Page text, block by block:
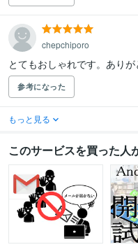
chepchiporo
とてもおしゃれです。ありが
参考になった
もっと見る
このサービスを買った人